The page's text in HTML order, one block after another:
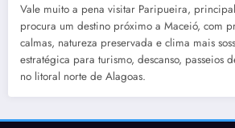
Vale muito a pena visitar Paripueira,
procura um destino próximo a Maceió, com
calmas, natureza preservada e clima mais
estratégica para turismo, descanso, passeios
no litoral norte de Alagoas.